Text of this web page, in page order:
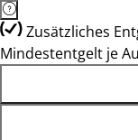
Zusätzliches
Mindestentgelt je